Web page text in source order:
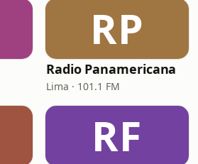
RP
Radio Panamericana
Lima · 101.1 FM
RF